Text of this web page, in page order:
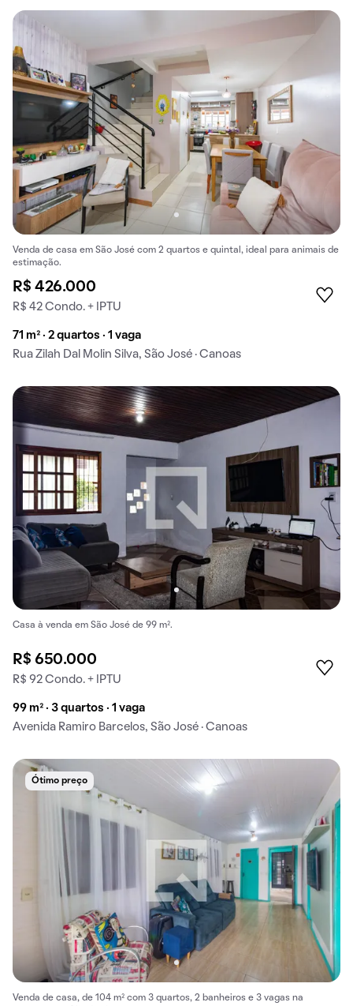
Venda de casa em São José com 2 quartos e quintal, ideal para animais de
estimação.
R$ 426.000
R$ 42 Condo. + IPTU
71 m² · 2 quartos · 1 vaga
Rua Zilah Dal Molin Silva, São José · Canoas
Casa à venda em São José de 99 m².
R$ 650.000
R$ 92 Condo. + IPTU
99 m² · 3 quartos · 1 vaga
Avenida Ramiro Barcelos, São José · Canoas
Ótimo preço
Venda de casa, de 104 m² com 3 quartos, 2 banheiros e 3 vagas na